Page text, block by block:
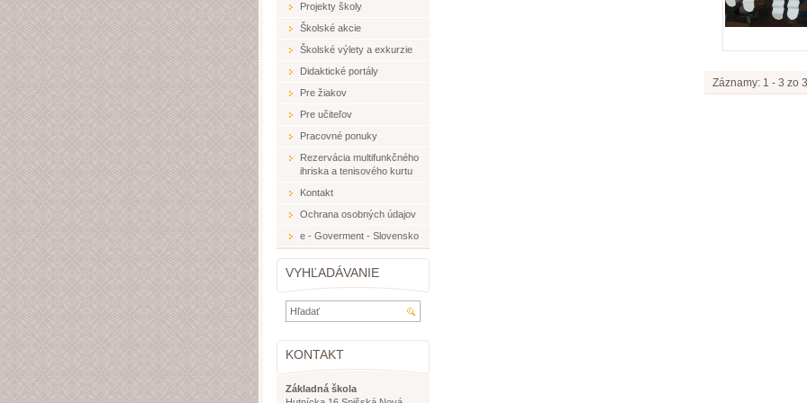
Záznamy: 1 - 3 zo 3
Projekty školy
Školské akcie
Školské výlety a exkurzie
Didaktické portály
Pre žiakov
Pre učiteľov
Pracovné ponuky
Rezervácia multifunkčného
ihriska a tenisového kurtu
Kontakt
Ochrana osobných údajov
e - Goverment - Slovensko
VYHĽADÁVANIE
KONTAKT
Základná škola